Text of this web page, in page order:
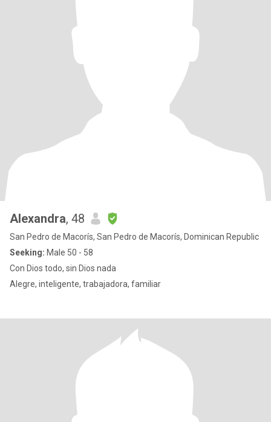
Alexandra, 48
San Pedro de Macorís, San Pedro de Macorís, Dominican Republic
Seeking: Male 50 - 58
Con Dios todo, sin Dios nada
Alegre, inteligente, trabajadora, familiar